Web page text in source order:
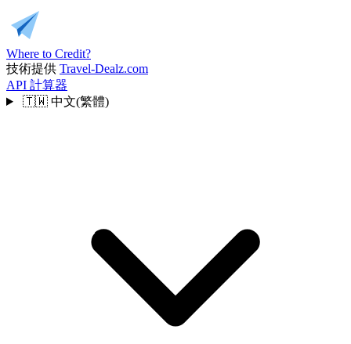
Where to Credit?
技術提供 Travel-Dealz.com
API 計算器
🇹🇼 中文(繁體)